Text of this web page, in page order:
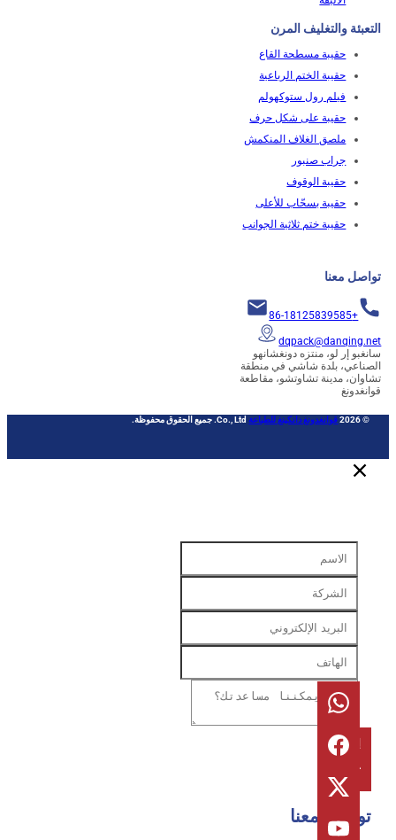
والتغليف المرن
حقيبة مسطحة القاع
حقيبة الختم الرباعية
فيلم رول ستوكهولم
حقيبة على شكل حرف
ملصق الغلاف المنكمش
جراب صنبور
حقيبة الوقوف
حقيبة بسحّاب للأعلى
حقيبة ختم ثلاثية الجوانب
معنا
إر لو، منتزه دونغشانهو
بلدة شاشي في منطقة
مدينة تشاوتشو، مقاطعة
قوانغدونغ دانكينغ للطباعةCo., Ltd. جميع الحقوق محفوظة.
معنا